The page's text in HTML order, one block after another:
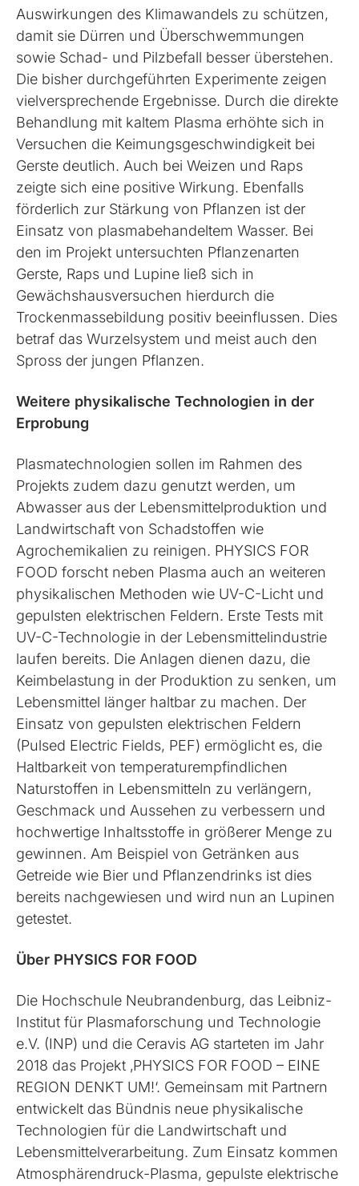
Auswirkungen des Klimawandels zu schützen,
damit sie Dürren und Überschwemmungen
sowie Schad- und Pilzbefall besser überstehen.
Die bisher durchgeführten Experimente zeigen
vielversprechende Ergebnisse. Durch die direkte
Behandlung mit kaltem Plasma erhöhte sich in
Versuchen die Keimungsgeschwindigkeit bei
Gerste deutlich. Auch bei Weizen und Raps
zeigte sich eine positive Wirkung. Ebenfalls
förderlich zur Stärkung von Pflanzen ist der
Einsatz von plasmabehandeltem Wasser. Bei
den im Projekt untersuchten Pflanzenarten
Gerste, Raps und Lupine ließ sich in
Gewächshausversuchen hierdurch die
Trockenmassebildung positiv beeinflussen. Dies
betraf das Wurzelsystem und meist auch den
Spross der jungen Pflanzen.
Weitere physikalische Technologien in der
Erprobung
Plasmatechnologien sollen im Rahmen des
Projekts zudem dazu genutzt werden, um
Abwasser aus der Lebensmittelproduktion und
Landwirtschaft von Schadstoffen wie
Agrochemikalien zu reinigen. PHYSICS FOR
FOOD forscht neben Plasma auch an weiteren
physikalischen Methoden wie UV-C-Licht und
gepulsten elektrischen Feldern. Erste Tests mit
UV-C-Technologie in der Lebensmittel­industrie
laufen bereits. Die Anlagen dienen dazu, die
Keimbelastung in der Produktion zu senken, um
Lebensmittel länger haltbar zu machen. Der
Einsatz von gepulsten elektrischen Feldern
(Pulsed Electric Fields, PEF) ermöglicht es, die
Haltbarkeit von temperaturempfindlichen
Naturstoffen in Lebensmitteln zu verlängern,
Geschmack und Aussehen zu verbessern und
hochwertige Inhaltsstoffe in größerer Menge zu
gewinnen. Am Beispiel von Getränken aus
Getreide wie Bier und Pflanzendrinks ist dies
bereits nachgewiesen und wird nun an Lupinen
getestet.
Über PHYSICS FOR FOOD
Die Hochschule Neubrandenburg, das Leibniz-
Institut für Plasmaforschung und Technologie
e.V. (INP) und die Ceravis AG starteten im Jahr
2018 das Projekt ‚PHYSICS FOR FOOD – EINE
REGION DENKT UM!‘. Gemeinsam mit Partnern
entwickelt das Bündnis neue physikalische
Technologien für die Landwirtschaft und
Lebensmittelverarbeitung. Zum Einsatz kommen
Atmosphärendruck-Plasma, gepulste elektrische